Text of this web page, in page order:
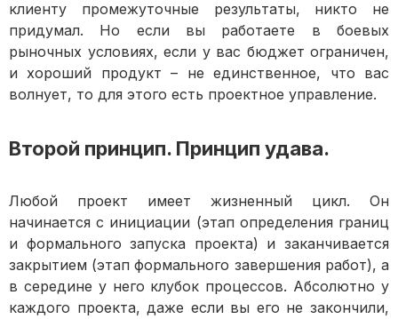
клиенту промежуточные результаты, никто не
придумал. Но если вы работаете в боевых
рыночных условиях, если у вас бюджет ограничен,
и хороший продукт – не единственное, что вас
волнует, то для этого есть проектное управление.
Второй принцип. Принцип удава.
Любой проект имеет жизненный цикл. Он
начинается с инициации (этап определения границ
и формального запуска проекта) и заканчивается
закрытием (этап формального завершения работ), а
в середине у него клубок процессов. Абсолютно у
каждого проекта, даже если вы его не закончили,